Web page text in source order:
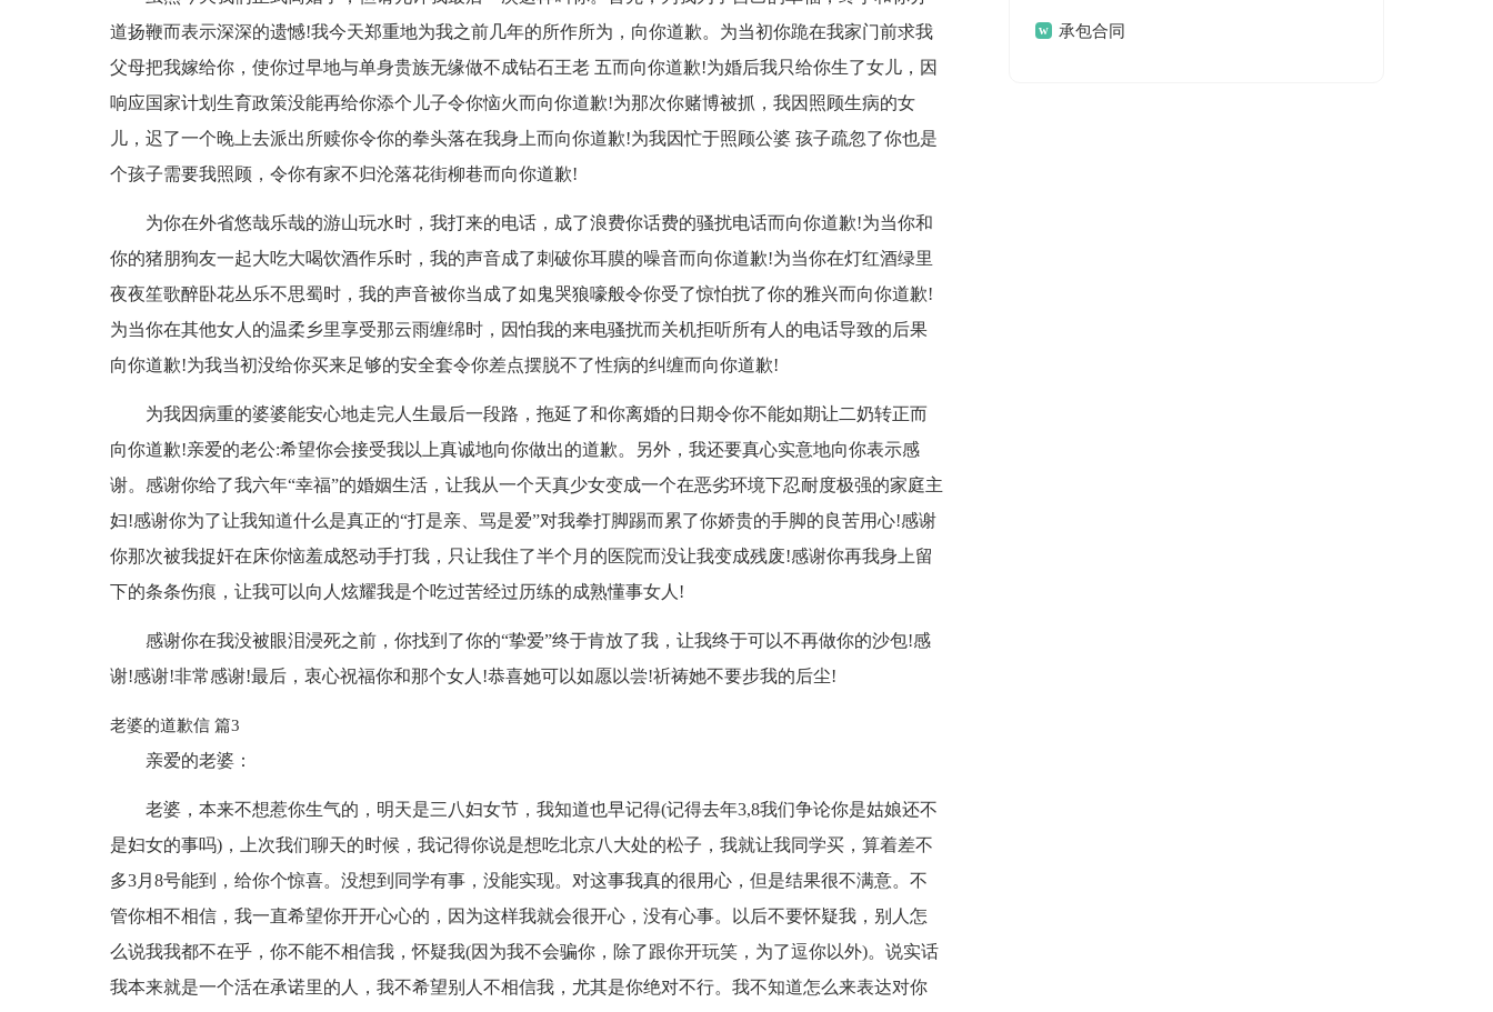
道扬鞭而表示深深的遗憾!我今天郑重地为我之前几年的所作所为，向你道歉。为当初你跪在我家门前求我
父母把我嫁给你，使你过早地与单身贵族无缘做不成钻石王老 五而向你道歉!为婚后我只给你生了女儿，因
响应国家计划生育政策没能再给你添个儿子令你恼火而向你道歉!为那次你赌博被抓，我因照顾生病的女
儿，迟了一个晚上去派出所赎你令你的拳头落在我身上而向你道歉!为我因忙于照顾公婆 孩子疏忽了你也是
个孩子需要我照顾，令你有家不归沦落花街柳巷而向你道歉!
为你在外省悠哉乐哉的游山玩水时，我打来的电话，成了浪费你话费的骚扰电话而向你道歉!为当你和
你的猪朋狗友一起大吃大喝饮酒作乐时，我的声音成了刺破你耳膜的噪音而向你道歉!为当你在灯红酒绿里
夜夜笙歌醉卧花丛乐不思蜀时，我的声音被你当成了如鬼哭狼嚎般令你受了惊怕扰了你的雅兴而向你道歉!
为当你在其他女人的温柔乡里享受那云雨缠绵时，因怕我的来电骚扰而关机拒听所有人的电话导致的后果
向你道歉!为我当初没给你买来足够的安全套令你差点摆脱不了性病的纠缠而向你道歉!
为我因病重的婆婆能安心地走完人生最后一段路，拖延了和你离婚的日期令你不能如期让二奶转正而
向你道歉!亲爱的老公:希望你会接受我以上真诚地向你做出的道歉。另外，我还要真心实意地向你表示感
谢。感谢你给了我六年“幸福”的婚姻生活，让我从一个天真少女变成一个在恶劣环境下忍耐度极强的家庭主
妇!感谢你为了让我知道什么是真正的“打是亲、骂是爱”对我拳打脚踢而累了你娇贵的手脚的良苦用心!感谢
你那次被我捉奸在床你恼羞成怒动手打我，只让我住了半个月的医院而没让我变成残废!感谢你再我身上留
下的条条伤痕，让我可以向人炫耀我是个吃过苦经过历练的成熟懂事女人!
感谢你在我没被眼泪浸死之前，你找到了你的“挚爱”终于肯放了我，让我终于可以不再做你的沙包!感
谢!感谢!非常感谢!最后，衷心祝福你和那个女人!恭喜她可以如愿以尝!祈祷她不要步我的后尘!
老婆的道歉信 篇3
亲爱的老婆：
老婆，本来不想惹你生气的，明天是三八妇女节，我知道也早记得(记得去年3,8我们争论你是姑娘还不
是妇女的事吗)，上次我们聊天的时候，我记得你说是想吃北京八大处的松子，我就让我同学买，算着差不
多3月8号能到，给你个惊喜。没想到同学有事，没能实现。对这事我真的很用心，但是结果很不满意。不
管你相不相信，我一直希望你开开心心的，因为这样我就会很开心，没有心事。以后不要怀疑我，别人怎
么说我我都不在乎，你不能不相信我，怀疑我(因为我不会骗你，除了跟你开玩笑，为了逗你以外)。说实话
我本来就是一个活在承诺里的人，我不希望别人不相信我，尤其是你绝对不行。我不知道怎么来表达对你
承包合同